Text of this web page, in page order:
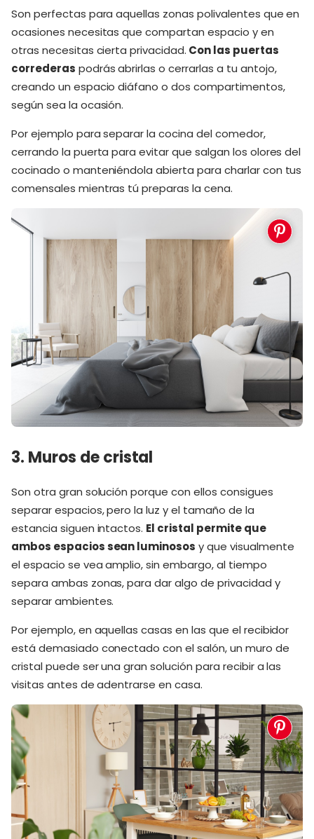
Son perfectas para aquellas zonas polivalentes que en
ocasiones necesitas que compartan espacio y en
otras necesitas cierta privacidad. Con las puertas
correderas podrás abrirlas o cerrarlas a tu antojo,
creando un espacio diáfano o dos compartimentos,
según sea la ocasión.
Por ejemplo para separar la cocina del comedor,
cerrando la puerta para evitar que salgan los olores del
cocinado o manteniéndola abierta para charlar con tus
comensales mientras tú preparas la cena.
3. Muros de cristal
Son otra gran solución porque con ellos consigues
separar espacios, pero la luz y el tamaño de la
estancia siguen intactos. El cristal permite que
ambos espacios sean luminosos y que visualmente
el espacio se vea amplio, sin embargo, al tiempo
separa ambas zonas, para dar algo de privacidad y
separar ambientes.
Por ejemplo, en aquellas casas en las que el recibidor
está demasiado conectado con el salón, un muro de
cristal puede ser una gran solución para recibir a las
visitas antes de adentrarse en casa.